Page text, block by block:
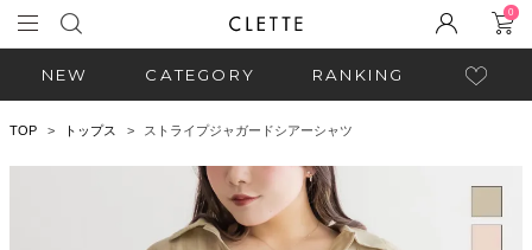
0
NEW CATEGORY RANKING
TOP トップス ストライプジャガードシアーシャツ